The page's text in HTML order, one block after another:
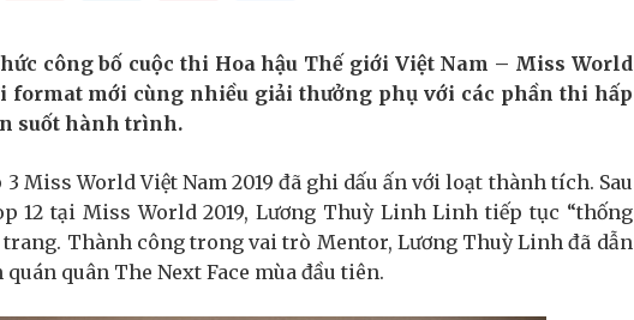
công bố cuộc thi Hoa hậu Thế giới Việt Nam – Miss World
format mới cùng nhiều giải thưởng phụ với các phần thi hấp
suốt hành trình.
3 Miss World Việt Nam 2019 đã ghi dấu ấn với loạt thành tích. Sau
12 tại Miss World 2019, Lương Thuỳ Linh Linh tiếp tục “thống
Thành công trong vai trò Mentor, Lương Thuỳ Linh đã dẫn
quân The Next Face mùa đầu tiên.